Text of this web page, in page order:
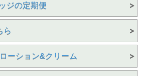
ジの定期便
ら
ーション&クリーム